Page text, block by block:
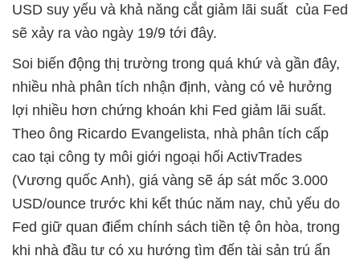
USD suy yếu và khả năng cắt giảm lãi suất của Fed
sẽ xảy ra vào ngày 19/9 tới đây.
Soi biến động thị trường trong quá khứ và gần đây,
nhiều nhà phân tích nhận định, vàng có vẻ hưởng
lợi nhiều hơn chứng khoán khi Fed giảm lãi suất.
Theo ông Ricardo Evangelista, nhà phân tích cấp
cao tại công ty môi giới ngoại hối ActivTrades
(Vương quốc Anh), giá vàng sẽ áp sát mốc 3.000
USD/ounce trước khi kết thúc năm nay, chủ yếu do
Fed giữ quan điểm chính sách tiền tệ ôn hòa, trong
khi nhà đầu tư có xu hướng tìm đến tài sản trú ẩn